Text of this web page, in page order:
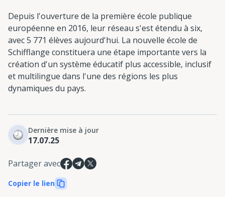
Depuis l'ouverture de la première école publique
européenne en 2016, leur réseau s'est étendu à six,
avec 5 771 élèves aujourd'hui. La nouvelle école de
Schifflange constituera une étape importante vers la
création d'un système éducatif plus accessible, inclusif
et multilingue dans l'une des régions les plus
dynamiques du pays.
Dernière mise à jour
17.07.25
Partager avec
Copier le lien